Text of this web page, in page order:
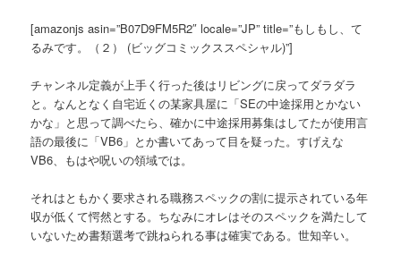
[amazonjs asin=”B07D9FM5R2″ locale=”JP” title=”もしもし、て
るみです。（２） (ビッグコミックススペシャル)”]
チャンネル定義が上手く行った後はリビングに戻ってダラダラ
と。なんとなく自宅近くの某家具屋に「SEの中途採用とかない
かな」と思って調べたら、確かに中途採用募集はしてたが使用言
語の最後に「VB6」とか書いてあって目を疑った。すげえな
VB6、もはや呪いの領域では。
それはともかく要求される職務スペックの割に提示されている年
収が低くて愕然とする。ちなみにオレはそのスペックを満たして
いないため書類選考で跳ねられる事は確実である。世知辛い。